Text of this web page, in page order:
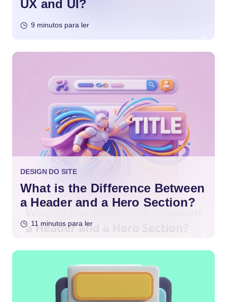
UX and UI?
9 minutos para ler
DESIGN DO SITE
What is the Difference Between
a Header and a Hero Section?
11 minutos para ler